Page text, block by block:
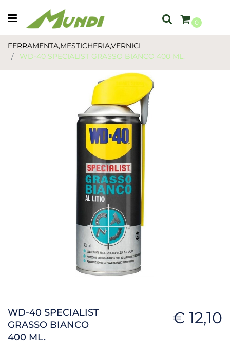
Open menu
0
FERRAMENTA,MESTICHERIA,VERNICI
WD-40 SPECIALIST GRASSO BIANCO 400 ML.
WD-40 SPECIALIST
GRASSO BIANCO
400 ML.
€ 12,10